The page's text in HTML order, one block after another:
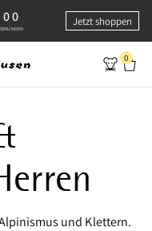
00
SEKUNDEN
Jetzt shoppen
0
und Klettern.